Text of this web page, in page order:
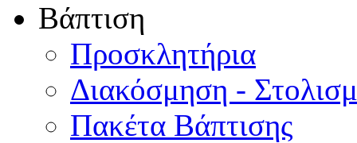
Βάπτιση
Προσκλητήρια
Διακόσμηση -
Πακέτα Βάπτισης